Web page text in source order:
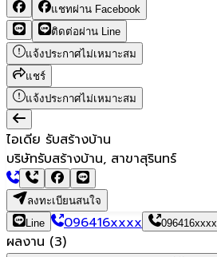
แชทผ่าน Facebook
ติดต่อผ่าน Line
แจ้งประกาศไม่เหมาะสม
แชร์
แจ้งประกาศไม่เหมาะสม
ไอเดีย รับสร้างบ้าน
บริษัทรับสร้างบ้าน, สาขาสุรินทร์
ลงทะเบียนสนใจ
Line
096416xxxx 096416xxxx
ผลงาน (3)